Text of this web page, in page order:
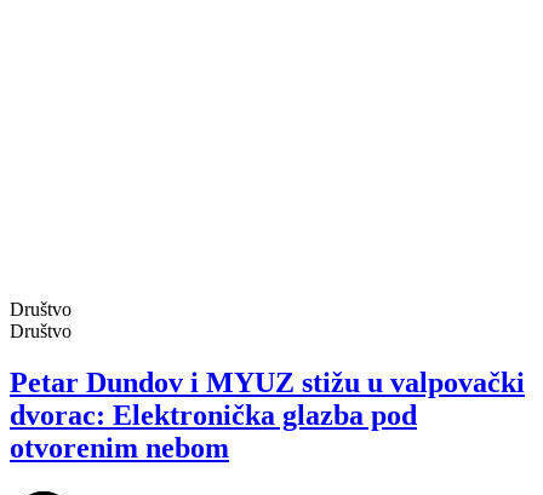
Društvo
Društvo
Petar Dundov i MYUZ stižu u valpovački
dvorac: Elektronička glazba pod
otvorenim nebom